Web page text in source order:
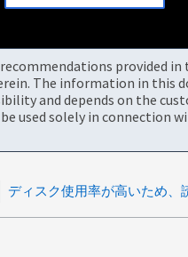
provided
The information in this
and depends on the
used solely in connection